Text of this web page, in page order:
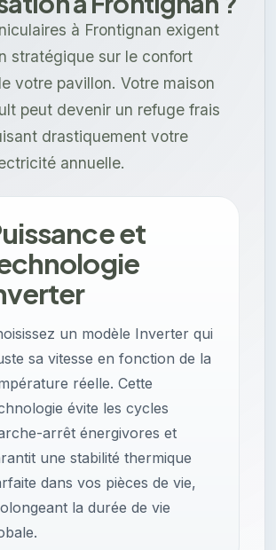
à Frontignan exigent
stratégique sur le confort
votre pavillon. Votre maison
peut devenir un refuge frais
drastiquement votre
annuelle.
et
un modèle Inverter qui
sa vitesse en fonction de la
réelle. Cette
évite les cycles
arrêt énergivores et
une stabilité thermique
dans vos pièces de vie,
la durée de vie